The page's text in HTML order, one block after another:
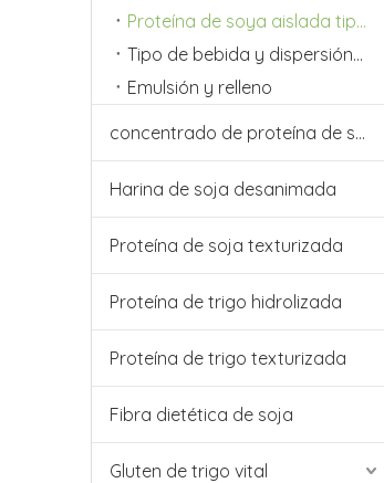
Proteína de soya aislada tipo carne e inyección
Tipo de bebida y dispersión Proteína de soja aislada
Emulsión y relleno
concentrado de proteína de soja
Harina de soja desanimada
Proteína de soja texturizada
Proteína de trigo hidrolizada
Proteína de trigo texturizada
Fibra dietética de soja
Gluten de trigo vital